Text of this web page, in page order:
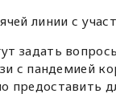
линии с
задать
с пандемией
предоставить